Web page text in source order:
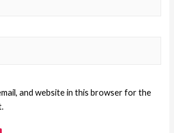
and website in this browser for the